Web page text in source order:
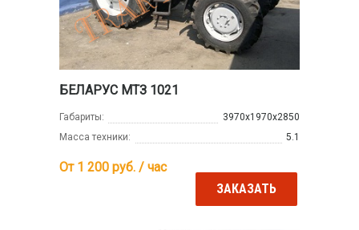
БЕЛАРУС МТЗ 1021
Габариты:
3970х1970х2850
Масса техники:
5.1
От 1 200 руб. / час
ЗАКАЗАТЬ